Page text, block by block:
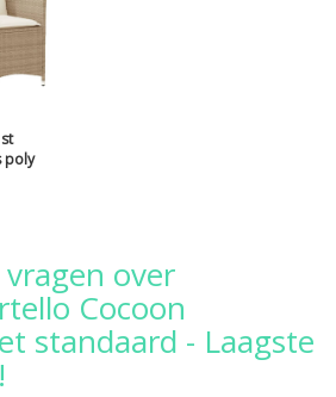
poly
over
Cocoon
standaard - Laagste